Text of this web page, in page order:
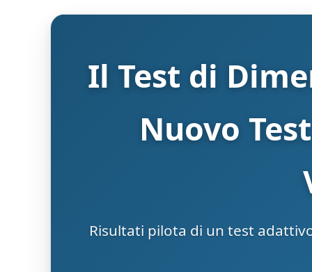
Il Test di
Nuovo
Risultati pilota di un test